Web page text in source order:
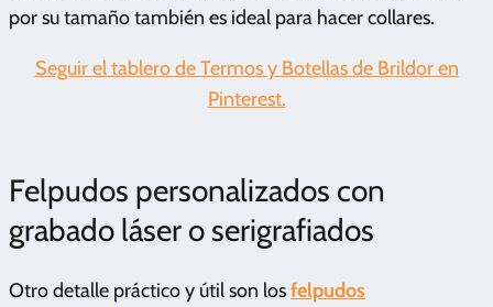
por su tamaño también es ideal para hacer collares.
Seguir el tablero de Termos y Botellas de Brildor en
Pinterest.
Felpudos personalizados con
grabado láser o serigrafiados
Otro detalle práctico y útil son losfelpudos